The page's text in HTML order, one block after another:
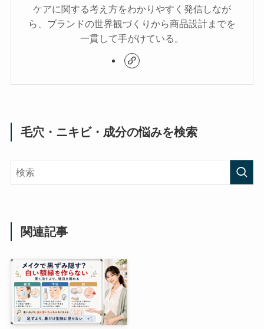
ケアに関する考え方をわかりやすく発信しなが
ら、ブランドの世界観づくりから商品設計までを
一貫して手がけている。
毛穴・ニキビ・成分の悩みを検索
関連記事